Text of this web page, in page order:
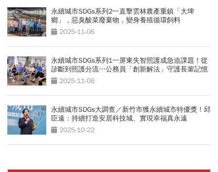
永續城市SDGs系列2一直擊雲林農產重鎮「大埤
鄉」，惡臭酸菜廢棄物，變身養殖循環飼料
2025-11-06
永續城市SDGs系列1一屏東失智照護成急迫課題！從
診斷到照護分流…公務員「創新解法」守護長輩記憶
2025-11-06
永續城市SDGs大調查／新竹市獲永續城市特優獎！邱
臣遠：持續打造安居科技城、實現幸福真永遠
2025-10-22